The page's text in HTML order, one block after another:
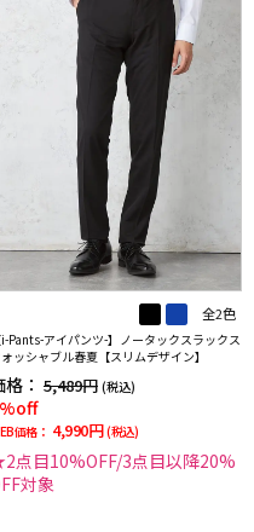
全2色
i-Pants-アイパンツ-】ノータックスラックス
ッシャブル春夏【スリムデザイン】
： 5,489円 (税込)
価格： 4,990円 (税込)
点目10%OFF/3点目以降20%
対象